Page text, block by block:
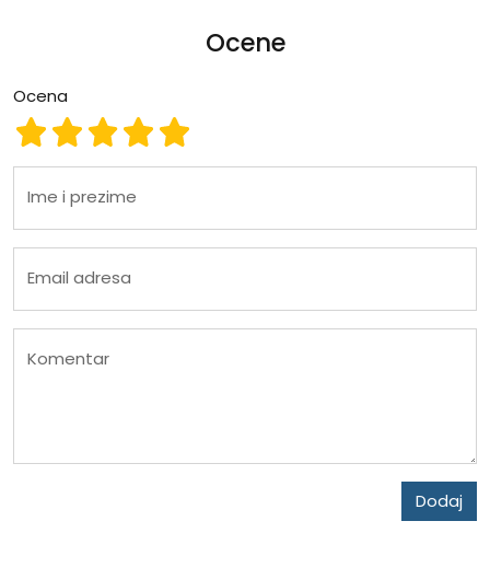
Ocene
Ocena
Ocena 5
Ocena 4
Ocena 3
Ocena 2
Ocena 1
Ime i prezime
Email adresa
Komentar
Dodaj